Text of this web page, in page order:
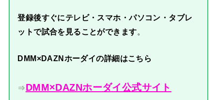
登録後すぐにテレビ・スマホ・パソコン・タブレ
ットで試合を見ることができます。
DMM×DAZNホーダイの詳細はこちら
⇒DMM×DAZNホーダイ公式サイト